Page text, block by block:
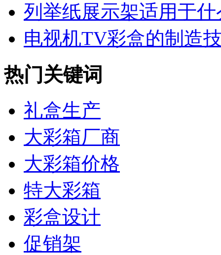
列举纸展示架适用于什
电视机TV彩盒的制造
热门关键词
礼盒生产
大彩箱厂商
大彩箱价格
特大彩箱
彩盒设计
促销架